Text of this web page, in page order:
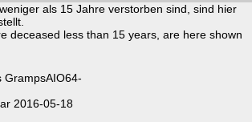
als 15 Jahre verstorben sind, sind hier
deceased less than 15 years, are here shown
GrampsAIO64-
2016-05-18